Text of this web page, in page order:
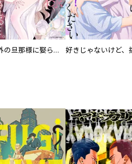
人外の旦那様に娶られ毎晩ナカまで愛される…。アンソロジー